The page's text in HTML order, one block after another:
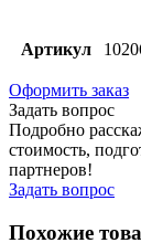
Артикул
Оформить заказ
Задать вопрос
Подробно
стоимость,
партнеров!
Задать вопрос
Похожие